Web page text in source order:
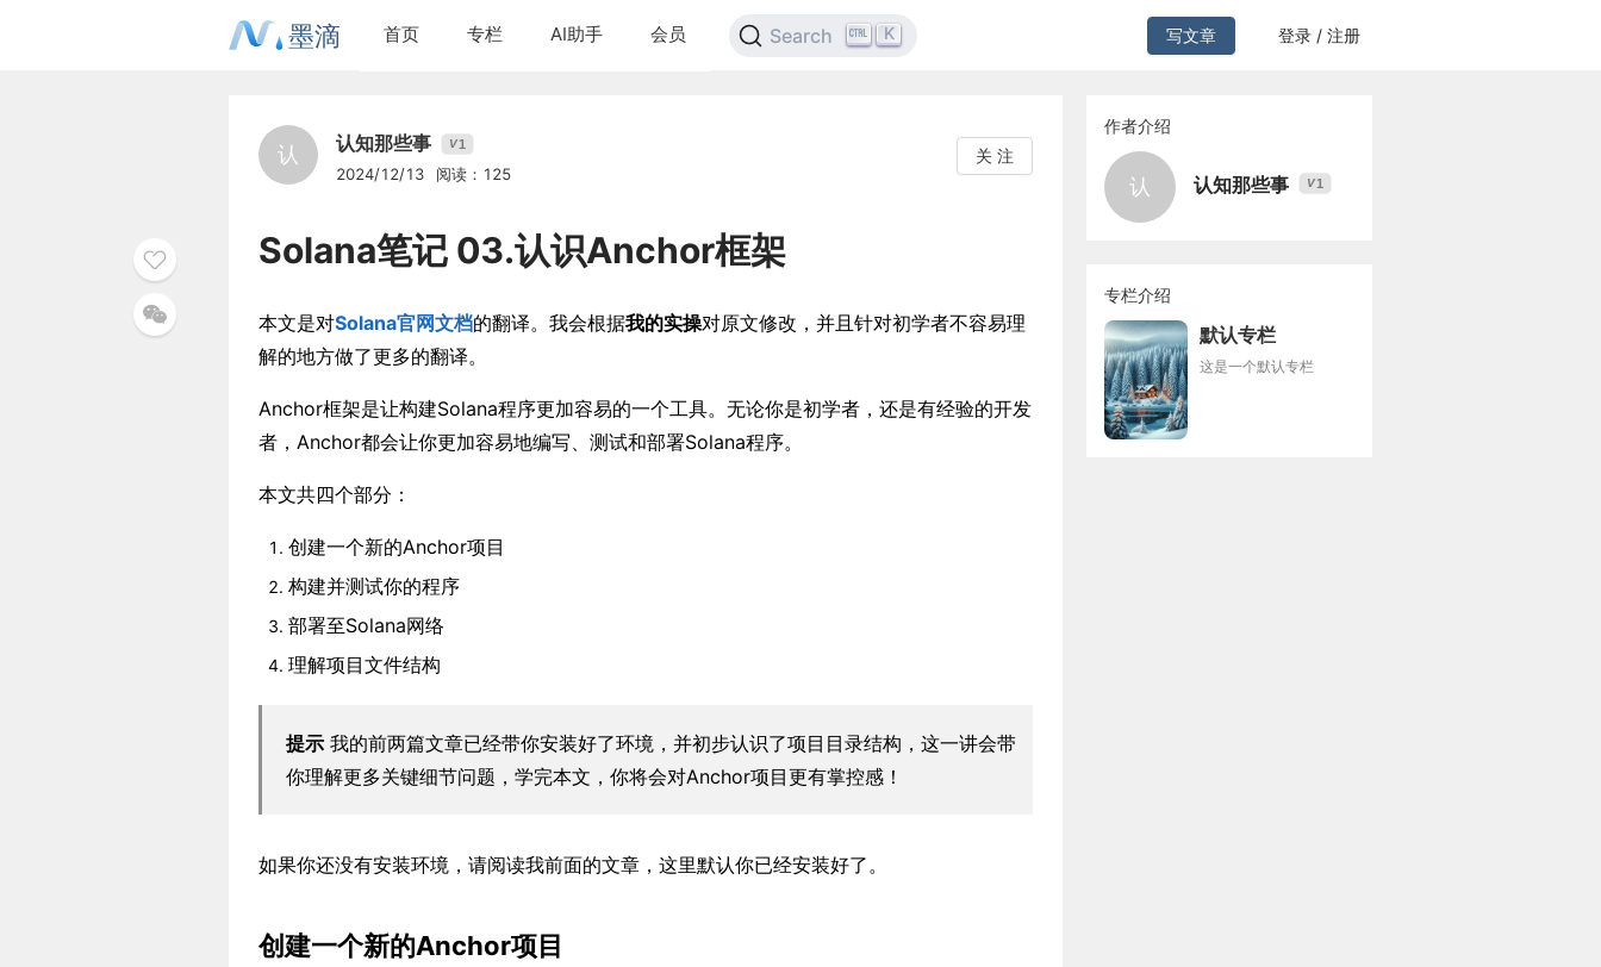
墨滴 首页 专栏 AI助手 会员 Search K 写文章 登录 / 注册
认 认知那些事 V1
2024/12/13 阅读：125
关 注
Solana笔记 03.认识Anchor框架
本文是对Solana官网文档的翻译。我会根据我的实操对原文修改，并且针对初学者不容易理
解的地方做了更多的翻译。
Anchor框架是让构建Solana程序更加容易的一个工具。无论你是初学者，还是有经验的开发
者，Anchor都会让你更加容易地编写、测试和部署Solana程序。
本文共四个部分：
创建一个新的Anchor项目
构建并测试你的程序
部署至Solana网络
理解项目文件结构
提示 我的前两篇文章已经带你安装好了环境，并初步认识了项目目录结构，这一讲会带
你理解更多关键细节问题，学完本文，你将会对Anchor项目更有掌控感！
如果你还没有安装环境，请阅读我前面的文章，这里默认你已经安装好了。
创建一个新的Anchor项目
作者介绍
认 认知那些事 V1
专栏介绍
默认专栏
这是一个默认专栏